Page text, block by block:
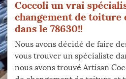
Coccoli un vrai
changement de toiture
dans le 78630!!
Nous avons décidé de faire
vous trouver un spécialiste
nous avons trouvé Artisan